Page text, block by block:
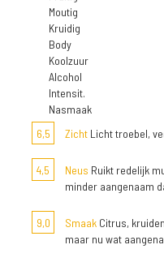
Moutig
Kruidig
Body
Koolzuur
Alcohol
Intensit.
Nasmaak
6,5
Zicht Licht troebel,
4,5 Neus Ruikt redelijk
minder aangenaam
9,0 Smaak Citrus,
maar nu wat